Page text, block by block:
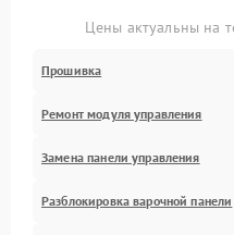
Цены актуальны на
Прошивка
Ремонт модуля управления
Замена панели управления
Разблокировка варочной панели